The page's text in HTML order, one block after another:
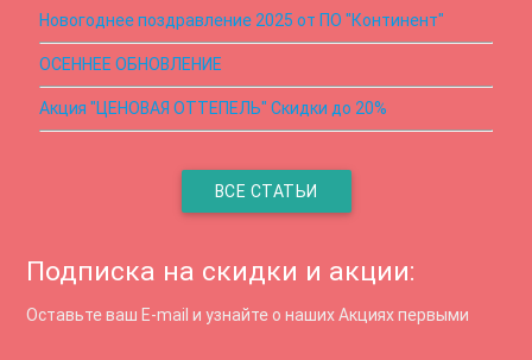
Новогоднее поздравление 2025 от ПО "Континент"
ОСЕННЕЕ ОБНОВЛЕНИЕ
Акция "ЦЕНОВАЯ ОТТЕПЕЛЬ" Скидки до 20%
ВСЕ СТАТЬИ
Подписка на скидки и акции:
Оставьте ваш E-mail и узнайте о наших Акциях первыми